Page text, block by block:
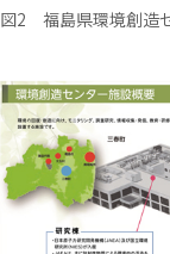
図2 福島県環境創造